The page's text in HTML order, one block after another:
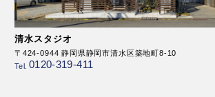
清水スタジオ
〒424-0944 静岡県静岡市清水区築地町8-10
Tel. 0120-319-411